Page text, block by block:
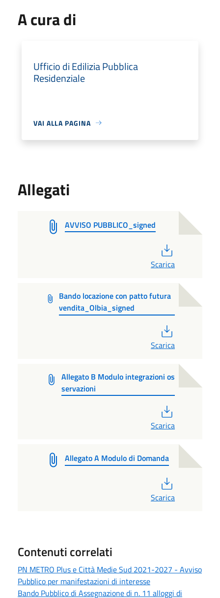
A cura di
Ufficio di Edilizia Pubblica
Residenziale
VAI ALLA PAGINA
Allegati
AVVISO PUBBLICO_signed
Scarica
Bando locazione con patto futura
vendita_Olbia_signed
Scarica
Allegato B Modulo integrazioni os
servazioni
Scarica
Allegato A Modulo di Domanda
Scarica
Contenuti correlati
PN METRO Plus e Città Medie Sud 2021-2027 - Avviso
Pubblico per manifestazioni di interesse
Bando Pubblico di Assegnazione di n. 11 alloggi di